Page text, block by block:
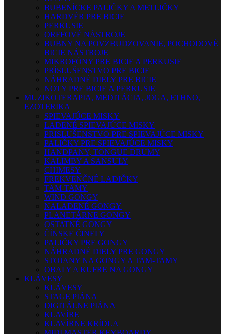
BUBENÍCKE PALIČKY A METLIČKY
HARDVÉR PRE BICIE
PERKUSIE
ORFFOVÉ NÁSTROJE
BUBNY NA POVZBUDZOVANIE, POCHODOVÉ
BICIE NÁSTROJE
MIKROFÓNY PRE BICIE A PERKUSIE
PRÍSLUŠENSTVO PRE BICIE
NÁHRADNÉ DIELY PRE BICIE
NOTY PRE BICIE A PERKUSIE
MUZIKOTERAPIA, MEDITÁCIA, JOGA, ETHNO,
EZOTERIKA
SPIEVAJÚCE MISKY
LADENÉ SPIEVAJÚCE MISKY
PRISLUŠENSTVO PRE SPIEVAJÚCE MISKY
PALIČKY PRE SPIEVAJÚCE MISKY
HANDPANY, TONGUE DRUMY
KALIMBY A SANSULY
CHIMESY
FREKVENČNÉ LADIČKY
TAM-TAMY
WIND GONGY
NALADENÉ GONGY
PLANETÁRNE GONGY
OSTATNÉ GONGY
ČÍNSKE ČINELY
PALIČKY PRE GONGY
NÁHRADNÉ DIELY PRE GONGY
STOJANY NA GONGY A TAM-TAMY
OBALY A KUFRE NA GONGY
KLÁVESY
KLÁVESY
STAGE PIÁNA
DIGITÁLNE PIÁNA
KLAVÍRE
KLAVÍRNE KRÍDLA